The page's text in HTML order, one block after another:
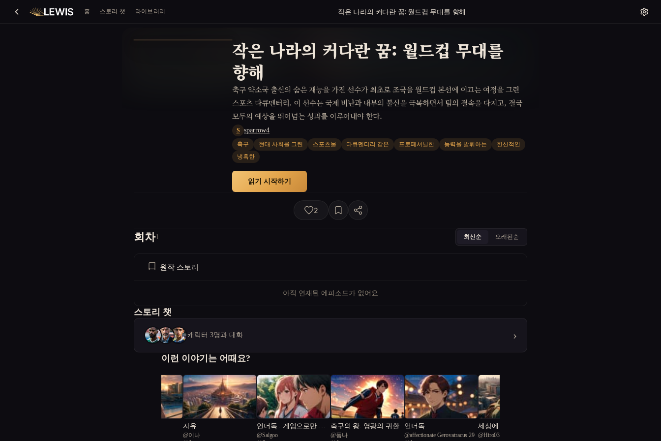
홈 스토리 챗 라이브러리 작은 나라의 커다란 꿈: 월드컵 무대를 향해
작은 나라의 커다란 꿈: 월드컵 무대를
향해
축구 약소국 출신의 숨은 재능을 가진 선수가 최초로 조국을 월드컵 본선에 이끄는 여정을 그린
스포츠 다큐멘터리. 이 선수는 국제 비난과 내부의 불신을 극복하면서 팀의 결속을 다지고, 결국
모두의 예상을 뛰어넘는 성과를 이루어내야 한다.
S sparrow4
축구 현대 사회를 그린 스포츠물 다큐멘터리 같은 프로페셔널한 능력을 발휘하는
헌신적인
냉혹한
읽기 시작하기
2
회차1 최신순 오래된순
원작 스토리
아직 연재된 에피소드가 없어요
스토리 챗
캐릭터 3명과 대화 ›
이런 이야기는 어때요?
자유
@이나
언더독 : 게임으로만 배
운 축구
@Salgoo
축구의 왕: 영광의 귀환
@폼나
언더독
@affectionate Gerovatracus 29
세상에 남자가 나밖에 없
다면
@Hiro03